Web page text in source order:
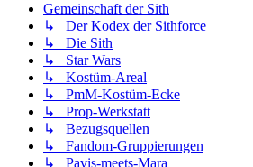
Gemeinschaft der Sith
↳ Der Kodex der Sithforce
↳ Die Sith
↳ Star Wars
↳ Kostüm-Areal
↳ PmM-Kostüm-Ecke
↳ Prop-Werkstatt
↳ Bezugsquellen
↳ Fandom-Gruppierungen
↳ Pavis-meets-Mara